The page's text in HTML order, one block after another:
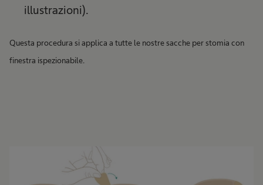
illustrazioni).
Questa procedura si applica a tutte le nostre sacche per stomia con
finestra ispezionabile.